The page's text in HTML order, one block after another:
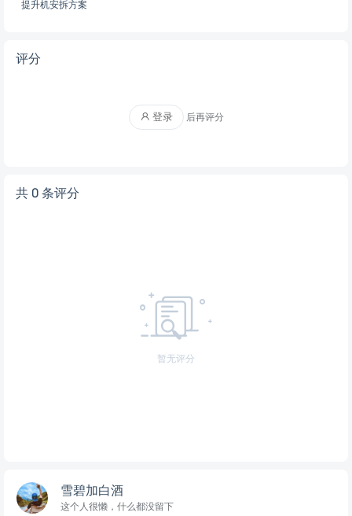
提升机安拆方案
评分
登录 后再评分
共 0 条评分
暂无评分
雪碧加白酒
这个人很懒，什么都没留下